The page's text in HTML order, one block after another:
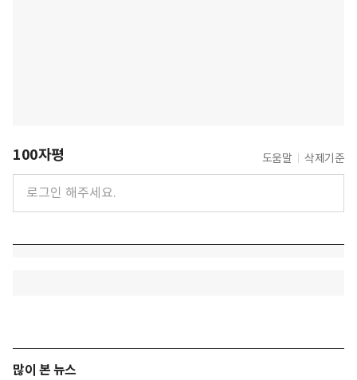
100자평 도움말 삭제기준
많이 본 뉴스